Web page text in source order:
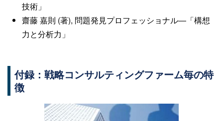
技術」
齋藤 嘉則 (著), 問題発見プロフェッショナル―「構想
力と分析力」
付録：戦略コンサルティングファーム毎の特
徴